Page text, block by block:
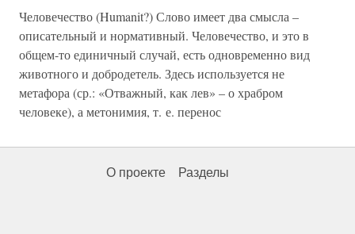
Человечество (Humanit?) Слово имеет два смысла –
описательный и нормативный. Человечество, и это в
общем-то единичный случай, есть одновременно вид
животного и добродетель. Здесь используется не
метафора (ср.: «Отважный, как лев» – о храбром
человеке), а метонимия, т. е. перенос
О проекте Разделы